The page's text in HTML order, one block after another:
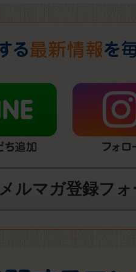
メルマガ登録フ